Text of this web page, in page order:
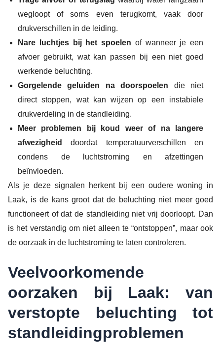
wegloopt of soms even terugkomt, vaak door
drukverschillen in de leiding.
Nare luchtjes bij het spoelen of wanneer je een
afvoer gebruikt, wat kan passen bij een niet goed
werkende beluchting.
Gorgelende geluiden na doorspoelen die niet
direct stoppen, wat kan wijzen op een instabiele
drukverdeling in de standleiding.
Meer problemen bij koud weer of na langere
afwezigheid
doordat temperatuurverschillen en
condens de luchtstroming en afzettingen
beïnvloeden.
Als je deze signalen herkent bij een oudere woning in
Laak, is de kans groot dat de beluchting niet meer goed
functioneert of dat de standleiding niet vrij doorloopt. Dan
is het verstandig om niet alleen te “ontstoppen”, maar ook
de oorzaak in de luchtstroming te laten controleren.
Veelvoorkomende
oorzaken bij Laak: van
verstopte beluchting tot
standleidingproblemen